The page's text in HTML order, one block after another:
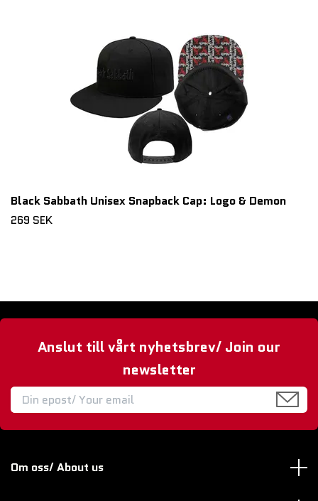
Black Sabbath Unisex Snapback Cap: Logo & Demon
269 SEK
Anslut till vårt nyhetsbrev/ Join our
newsletter
Om oss/ About us